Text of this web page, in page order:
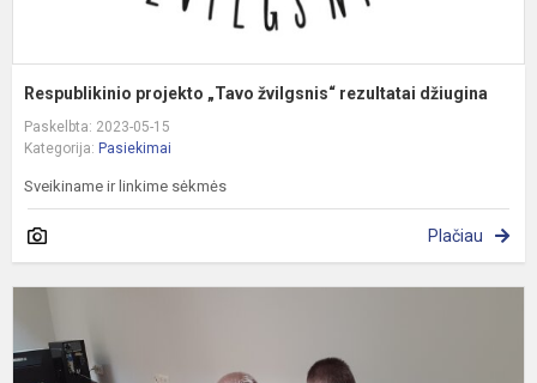
Respublikinio projekto „Tavo žvilgsnis“ rezultatai džiugina
Paskelbta: 2023-05-15
Kategorija: Pasiekimai
Sveikiname ir linkime sėkmės
Plačiau